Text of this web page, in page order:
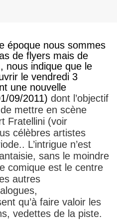
époque nous sommes
de flyers mais de
nous indique que le
le vendredi 3
une nouvelle
09/2011) dont l’objectif
mettre en scène
Fratellini (voir
célèbres artistes
L’intrigue n’est
sans le moindre
comique est le centre
autres
qu’à faire valoir les
vedettes de la piste.